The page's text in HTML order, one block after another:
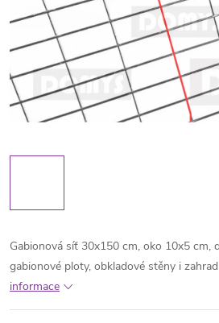
Gabionová síť 30x150 cm, oko 10x5 cm,
gabionové ploty, obkladové stěny i
informace